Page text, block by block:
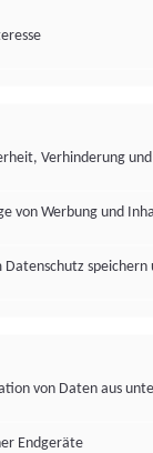
Verhinderung
von Werbung und
Datenschutz
von Daten aus
Endgeräte